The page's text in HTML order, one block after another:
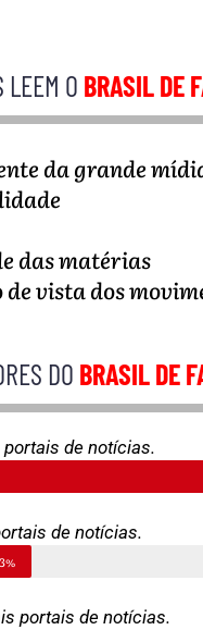
LEEM O BRASIL DE
da grande
das matérias
vista dos
DO BRASIL DE
de notícias.
de notícias.
portais de notícias.